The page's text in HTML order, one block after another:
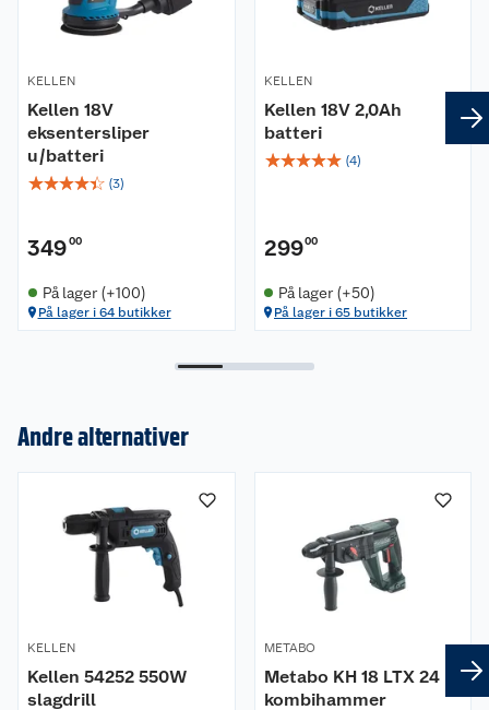
KELLEN
Kellen 18V
eksentersliper
u/batteri
☆☆☆☆☆ (3)
34900
På lager (+100)
På lager i 64 butikker
KELLEN
Kellen 18V 2,0Ah
batteri
☆☆☆☆☆ (4)
29900
På lager (+50)
På lager i 65 butikker
Andre alternativer
KELLEN
Kellen 54252 550W
slagdrill
METABO
Metabo KH 18 LTX 24
kombihammer
Butikker
Kontakt oss
Retur- og angrerett
Reklamasjon
Om oss
Våre merkevarer
Våre kjeder
Kjøpsvilkår
Hageinspirasjon